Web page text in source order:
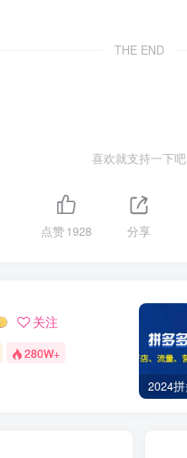
THE END
喜欢就支持一下吧
点赞1928 分享
关注
280W+